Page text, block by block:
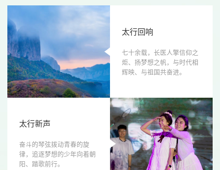
代高校辅导员的时代际遇，以
挑战”切入，系统分享了丰富
的工作经验与深刻思考。她紧
密围绕习近平总书记关于教育
的重要论述，...
太行回响
七十余载，长医人擎信仰之
炬、扬梦想之帆，与时代相
辉映、与祖国共奋进。
太行新声
奋斗的琴弦拨动青春的旋
律，追逐梦想的少年向着朝
阳、踏歌前行。